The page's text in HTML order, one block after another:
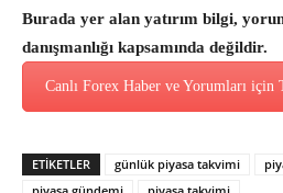
Burada yer alan yatırım bilgi,
danışmanlığı kapsamında değildir.
Canlı Forex Haber ve Yorumları için
ETİKETLER günlük piyasa takvimi